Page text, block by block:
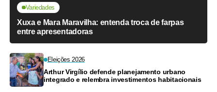
Variedades
Xuxa e Mara Maravilha: entenda troca de farpas
entre apresentadoras
Eleições 2026
Arthur Virgílio defende planejamento urbano
integrado e relembra investimentos habitacionais